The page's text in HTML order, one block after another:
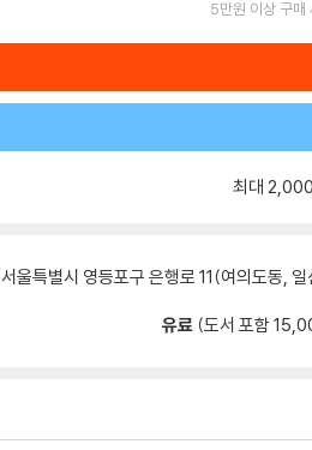
5만원 이상 구매
최대
서울특별시 영등포구 은행로 11(여의도동,
유료 (도서 포함